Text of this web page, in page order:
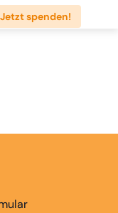
Jetzt spenden!
Service